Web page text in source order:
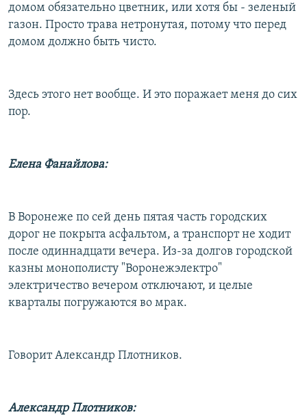
домом обязательно цветник, или хотя бы - зеленый
газон. Просто трава нетронутая, потому что перед
домом должно быть чисто.
Здесь этого нет вообще. И это поражает меня до сих
пор.
Елена Фанайлова:
В Воронеже по сей день пятая часть городских
дорог не покрыта асфальтом, а транспорт не ходит
после одиннадцати вечера. Из-за долгов городской
казны монополисту "Воронежэлектро"
электричество вечером отключают, и целые
кварталы погружаются во мрак.
Говорит Александр Плотников.
Александр Плотников: